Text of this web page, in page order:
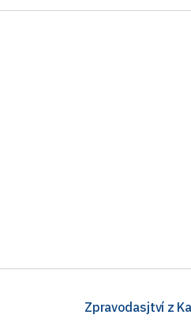
Zpravodasjtví z